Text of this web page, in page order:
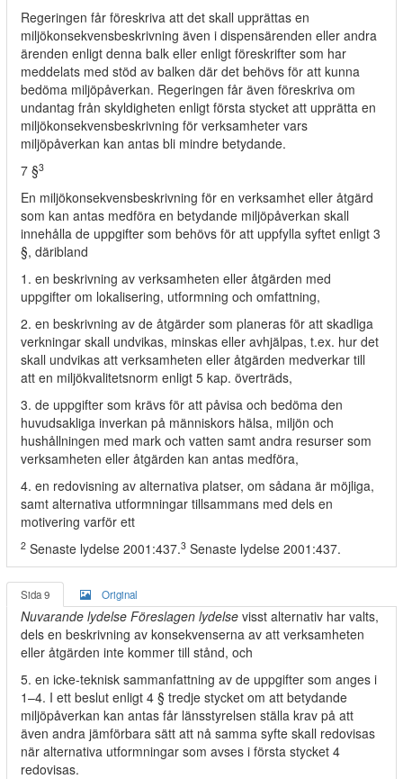
Regeringen får föreskriva att det skall upprättas en
miljökonsekvensbeskrivning även i dispensärenden eller andra
ärenden enligt denna balk eller enligt föreskrifter som har
meddelats med stöd av balken där det behövs för att kunna
bedöma miljöpåverkan. Regeringen får även föreskriva om
undantag från skyldigheten enligt första stycket att upprätta en
miljökonsekvensbeskrivning för verksamheter vars
miljöpåverkan kan antas bli mindre betydande.
7 §3
En miljökonsekvensbeskrivning för en verksamhet eller åtgärd
som kan antas medföra en betydande miljöpåverkan skall
innehålla de uppgifter som behövs för att uppfylla syftet enligt 3
§, däribland
1. en beskrivning av verksamheten eller åtgärden med
uppgifter om lokalisering, utformning och omfattning,
2. en beskrivning av de åtgärder som planeras för att skadliga
verkningar skall undvikas, minskas eller avhjälpas, t.ex. hur det
skall undvikas att verksamheten eller åtgärden medverkar till
att en miljökvalitetsnorm enligt 5 kap. överträds,
3. de uppgifter som krävs för att påvisa och bedöma den
huvudsakliga inverkan på människors hälsa, miljön och
hushållningen med mark och vatten samt andra resurser som
verksamheten eller åtgärden kan antas medföra,
4. en redovisning av alternativa platser, om sådana är möjliga,
samt alternativa utformningar tillsammans med dels en
motivering varför ett
2 Senaste lydelse 2001:437.3 Senaste lydelse 2001:437.
Sida 9 Original
Nuvarande lydelse Föreslagen lydelse visst alternativ har valts,
dels en beskrivning av konsekvenserna av att verksamheten
eller åtgärden inte kommer till stånd, och
5. en icke-teknisk sammanfattning av de uppgifter som anges i
1–4. I ett beslut enligt 4 § tredje stycket om att betydande
miljöpåverkan kan antas får länsstyrelsen ställa krav på att
även andra jämförbara sätt att nå samma syfte skall redovisas
när alternativa utformningar som avses i första stycket 4
redovisas.